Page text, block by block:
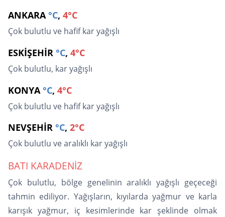
ANKARA °C, 4°C
Çok bulutlu ve hafif kar yağışlı
ESKİŞEHİR °C, 4°C
Çok bulutlu, kar yağışlı
KONYA °C, 4°C
Çok bulutlu ve hafif kar yağışlı
NEVŞEHİR °C, 2°C
Çok bulutlu ve aralıklı kar yağışlı
BATI KARADENİZ
Çok bulutlu, bölge genelinin aralıklı yağışlı geçeceği
tahmin ediliyor. Yağışların, kıyılarda yağmur ve karla
karışık yağmur, iç kesimlerinde kar şeklinde olmak